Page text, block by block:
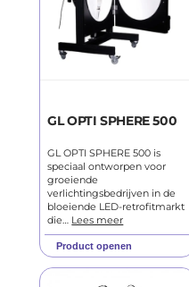
GL OPTI SPHERE 500
GL OPTI SPHERE 500 is
speciaal ontworpen voor
groeiende
verlichtingsbedrijven in de
bloeiende LED-retrofitmarkt
die… Lees meer
Product openen